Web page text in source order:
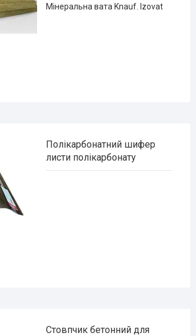
Мінеральна вата Knauf. Izovat
Полікарбонатний шифер
листи полікарбонату
Стовпчик бетонний для